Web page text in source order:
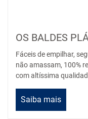
OS BALDES
Fáceis de empilhar,
não amassam, 100%
com altíssima
Saiba mais